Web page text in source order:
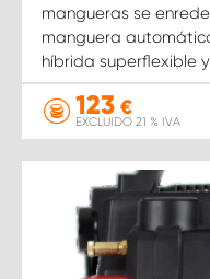
mangueras se
manguera
híbrida superflexible
123 €
EXCLUIDO 21 % IVA